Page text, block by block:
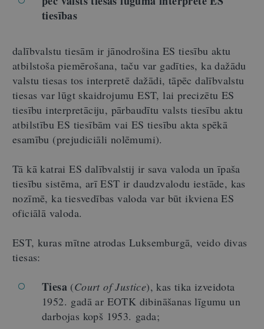
tiesības
dalībvalstu tiesām ir jānodrošina ES tiesību aktu
atbilstoša piemērošana, taču var gadīties, ka dažādu
valstu tiesas tos interpretē dažādi, tāpēc dalībvalstu
tiesas var lūgt skaidrojumu EST, lai precizētu ES
tiesību interpretāciju, pārbaudītu valsts tiesību aktu
atbilstību ES tiesībām vai ES tiesību akta spēkā
esamību (prejudiciāli nolēmumi).
Tā kā katrai ES dalībvalstij ir sava valoda un īpaša
tiesību sistēma, arī EST ir daudzvalodu iestāde, kas
nozīmē, ka tiesvedības valoda var būt ikviena ES
oficiālā valoda.
EST, kuras mītne atrodas Luksemburgā, veido divas
tiesas:
Tiesa (Court of Justice), kas tika izveidota
1952. gadā ar EOTK dibināšanas līgumu un
darbojas kopš 1953. gada;